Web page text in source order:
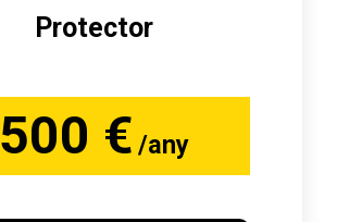
Protector
500 € /any